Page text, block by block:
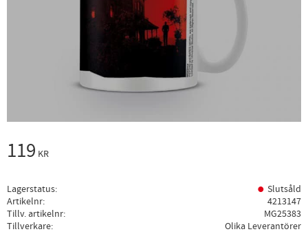
119 KR
Lagerstatus
Slutsåld
Artikelnr
4213147
Tillv. artikelnr
MG25383
Tillverkare
Olika Leverantörer